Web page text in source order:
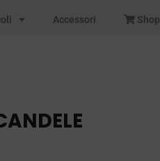
Accessori Shop